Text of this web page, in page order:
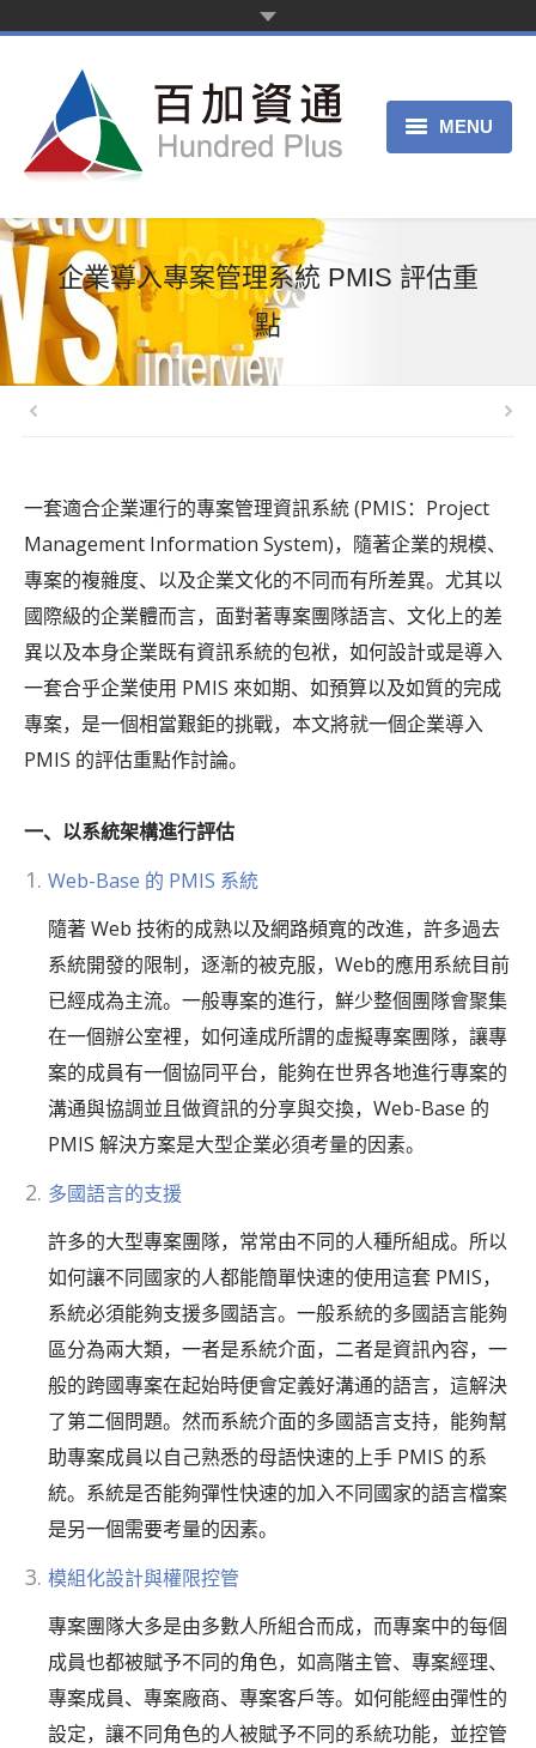
MENU
产品服务
关于我们
申请试用
企業導入專案管理系統 PMIS 評估重
點
一套適合企業運行的專案管理資訊系統 (PMIS：Project
Management Information System)，隨著企業的規模、
專案的複雜度、以及企業文化的不同而有所差異。尤其以
國際級的企業體而言，面對著專案團隊語言、文化上的差
異以及本身企業既有資訊系統的包袱，如何設計或是導入
一套合乎企業使用 PMIS 來如期、如預算以及如質的完成
專案，是一個相當艱鉅的挑戰，本文將就一個企業導入
PMIS 的評估重點作討論。
一、以系統架構進行評估
Web-Base 的 PMIS 系統
隨著 Web 技術的成熟以及網路頻寬的改進，許多過去
系統開發的限制，逐漸的被克服，Web的應用系統目前
已經成為主流。一般專案的進行，鮮少整個團隊會聚集
在一個辦公室裡，如何達成所謂的虛擬專案團隊，讓專
案的成員有一個協同平台，能夠在世界各地進行專案的
溝通與協調並且做資訊的分享與交換，Web-Base 的
PMIS 解決方案是大型企業必須考量的因素。
多國語言的支援
許多的大型專案團隊，常常由不同的人種所組成。所以
如何讓不同國家的人都能簡單快速的使用這套 PMIS，
系統必須能夠支援多國語言。一般系統的多國語言能夠
區分為兩大類，一者是系統介面，二者是資訊內容，一
般的跨國專案在起始時便會定義好溝通的語言，這解決
了第二個問題。然而系統介面的多國語言支持，能夠幫
助專案成員以自己熟悉的母語快速的上手 PMIS 的系
統。系統是否能夠彈性快速的加入不同國家的語言檔案
是另一個需要考量的因素。
模組化設計與權限控管
專案團隊大多是由多數人所組合而成，而專案中的每個
成員也都被賦予不同的角色，如高階主管、專案經理、
專案成員、專案廠商、專案客戶等。如何能經由彈性的
設定，讓不同角色的人被賦予不同的系統功能，並控管